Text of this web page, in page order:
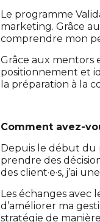
Le programme
marketing. Grâce
comprendre mon
Grâce aux mentors
positionnement et
la préparation à la
Comment avez-
Depuis le début du
prendre des
des client·e·s, j’ai
Les échanges avec
d’améliorer ma
stratégie de